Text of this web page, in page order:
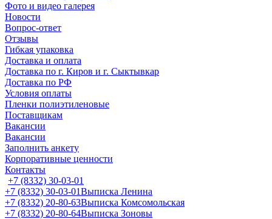
Фото и видео галерея
Новости
Вопрос-ответ
Отзывы
Гибкая упаковка
Доставка и оплата
Доставка по г. Киров и г. Сыктывкар
Доставка по РФ
Условия оплаты
Пленки полиэтиленовые
Поставщикам
Вакансии
Вакансии
Заполнить анкету
Корпоративные ценности
Контакты
+7 (8332) 30-03-01
+7 (8332) 30-03-01Выписка Ленина
+7 (8332) 20-80-63Выписка Комсомольская
+7 (8332) 20-80-64Выписка Зоновы